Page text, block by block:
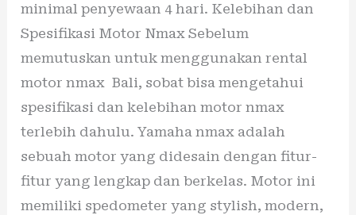
minimal penyewaan 4 hari. Kelebihan dan
Spesifikasi Motor Nmax Sebelum
memutuskan untuk menggunakan rental
motor nmax Bali, sobat bisa mengetahui
spesifikasi dan kelebihan motor nmax
terlebih dahulu. Yamaha nmax adalah
sebuah motor yang didesain dengan fitur-
fitur yang lengkap dan berkelas. Motor ini
memiliki spedometer yang stylish, modern,